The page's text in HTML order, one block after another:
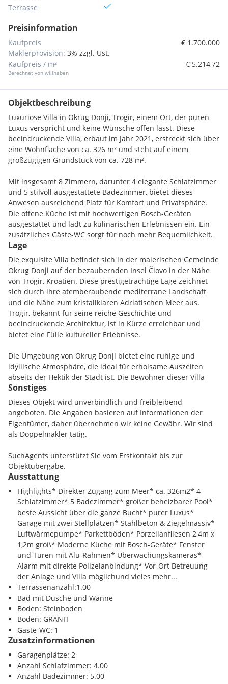
Terrasse
Preisinformation
Kaufpreis
€ 1.700.000
Maklerprovision: 3% zzgl. Ust.
Kaufpreis / m²
Berechnet von willhaben
€ 5.214,72
Objektbeschreibung
Luxuriöse Villa in Okrug Donji, Trogir, einem Ort, der puren
Luxus verspricht und keine Wünsche offen lässt. Diese
beeindruckende Villa, erbaut im Jahr 2021, erstreckt sich über
eine Wohnfläche von ca. 326 m² und steht auf einem
großzügigen Grundstück von ca. 728 m².
Mit insgesamt 8 Zimmern, darunter 4 elegante Schlafzimmer
und 5 stilvoll ausgestattete Badezimmer, bietet dieses
Anwesen ausreichend Platz für Komfort und Privatsphäre.
Die offene Küche ist mit hochwertigen Bosch-Geräten
ausgestattet und lädt zu kulinarischen Erlebnissen ein. Ein
zusätzliches Gäste-WC sorgt für noch mehr Bequemlichkeit.
Der Innenbereich, detailreich gestaltet mit Stein- und
Granitböden sowie großformatigen Porzellanfliessen, bietet
ein einladendes Ambiente. Die Klimatisierung und die
moderne Heiztechnik über Strom gewährleisten das ganze
Jahr über ein angenehmes Raumklima.
Eines der vielen Highlights dieser Villa ist der großzügige,
beheizbare Pool, der einen atemberaubenden Meerblick und
spektakuläre Aussicht über die gesamte Bucht. Ein weiteres
Plus ist die geräumige Garage mit zwei Stellplätzen und die
installierten Überwachungskameras, die ein hohes Maß an
Sicherheit gewährleisten.
Die Villa zeichnet sich durch ihre außergewöhnliche
Bauweise aus, mit einer Fassade aus Travertin und robustem
Stahlbeton. Die Innengestaltung besticht durch Ziegelwände
und Parkettböden, die einen Hauch von Eleganz verleihen.
für optimale Lichtverhältnisse und unterstreichen das
moderne Designkonzept.
Erleben Sie pure Exklusivität und den höchsten Wohnkomfort
in dieser einzigartigen Villa, die keinen Vergleich scheut. Ein
Traumhaus in privilegierter Lage, das darauf wartet, Ihr
neuer Lebensmittelpunkt zu werden.
Lage
Die exquisite Villa befindet sich in der malerischen Gemeinde
Okrug Donji auf der bezaubernden Insel Čiovo in der Nähe
von Trogir, Kroatien. Diese prestigeträchtige Lage zeichnet
sich durch ihre atemberaubende mediterrane Landschaft
und die Nähe zum kristallklaren Adriatischen Meer aus.
Trogir, bekannt für seine reiche Geschichte und
beeindruckende Architektur, ist in Kürze erreichbar und
bietet eine Fülle kultureller Erlebnisse.
Die Umgebung von Okrug Donji bietet eine ruhige und
idyllische Atmosphäre, die ideal für erholsame Auszeiten
abseits der Hektik der Stadt ist. Die Bewohner dieser Villa
profitieren von der einzigartigen Kombination aus
Privatsphäre und der Verfügbarkeit von Annehmlichkeiten
des täglichen Bedarfs. Einkaufsmöglichkeiten und andere
Annehmlichkeiten des täglichen Lebens sind in unmittelbarer
Nähe und bequem erreichbar, was die Lage dieser Villa
besonders attraktiv macht.
Die Gegend zeichnet sich durch eine perfekte Balance
zwischen Natur und Komfort aus und bietet zahlreiche
Möglichkeiten für Freizeitaktivitäten im Freien, von
entspannten Strandtagen bis hin zu sportlichen
Wassersportarten. Diese Villa in Okrug Donji ist somit der
ideale Ort für all jene, die einen luxuriösen Lebensstil in
einer wunderschönen Küstenumgebung suchen.
Sonstiges
Dieses Objekt wird unverbindlich und freibleibend
angeboten. Die Angaben basieren auf Informationen der
Eigentümer, daher übernehmen wir keine Gewähr. Wir sind
als Doppelmakler tätig.
SuchAgents unterstützt Sie vom Erstkontakt bis zur
Objektübergabe.
Ausstattung
Highlights* Direkter Zugang zum Meer* ca. 326m2* 4
Schlafzimmer* 5 Badezimmer* großer beheizbarer Pool*
beste Aussicht über die ganze Bucht* purer Luxus*
Garage mit zwei Stellplätzen* Stahlbeton & Ziegelmassiv*
Luftwärmepumpe* Parkettböden* Porzellanfliesen 2,4m x
1,2m groß* Moderne Küche mit Bosch-Geräte* Fenster
und Türen mit Alu-Rahmen* Überwachungskameras*
Alarm mit direkte Polizeianbindung* Vor-Ort Betreuung
der Anlage und Villa möglichund vieles mehr...
Terrassenanzahl:1.00
Bad mit Dusche und Wanne
Boden: Steinboden
Boden: GRANIT
Gäste-WC: 1
Zusatzinformationen
Garagenplätze: 2
Anzahl Schlafzimmer: 4.00
Anzahl Badezimmer: 5.00